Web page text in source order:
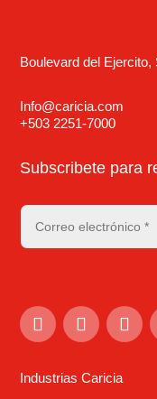
Boulevard del
Info@caricia.com
+503 2251-7000
Industrias Caricia
Subscribete para